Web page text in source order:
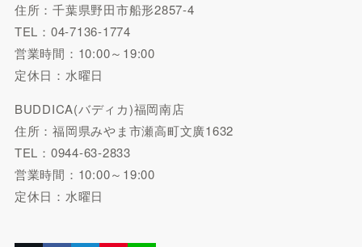
住所：千葉県野田市船形2857-4
TEL：04-7136-1774
営業時間：10:00～19:00
定休日：水曜日
BUDDICA(バディカ)福岡南店
住所：福岡県みやま市瀬高町文廣1632
TEL：0944-63-2833
営業時間：10:00～19:00
定休日：水曜日